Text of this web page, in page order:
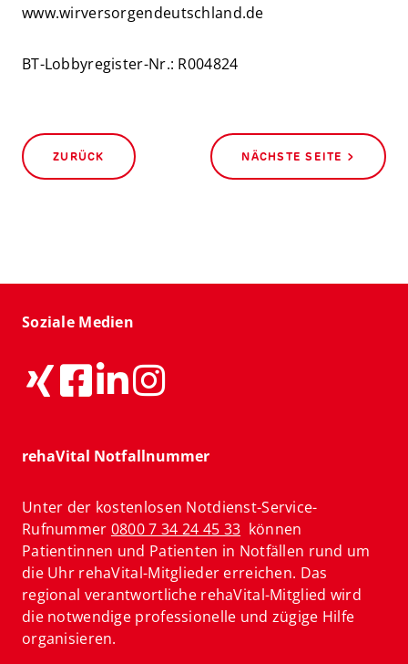
www.wirversorgendeutschland.de
BT-Lobbyregister-Nr.: R004824
ZURÜCK NÄCHSTE SEITE >
Soziale Medien
rehaVital Notfallnummer
Unter der kostenlosen Notdienst-Service-
Rufnummer 0800 7 34 24 45 33 können
Patientinnen und Patienten in Notfällen rund um
die Uhr rehaVital-Mitglieder erreichen. Das
regional verantwortliche rehaVital-Mitglied wird
die notwendige professionelle und zügige Hilfe
organisieren.